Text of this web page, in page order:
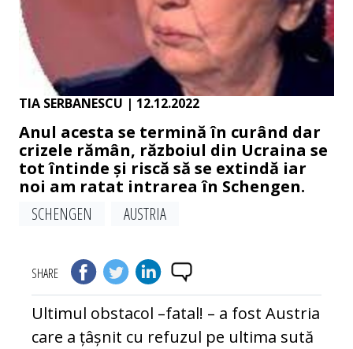
TIA SERBANESCU | 12.12.2022
Anul acesta se termină în curând dar
crizele rămân, războiul din Ucraina se
tot întinde și riscă să se extindă iar
noi am ratat intrarea în Schengen.
SCHENGEN
AUSTRIA
SHARE
Ultimul obstacol –fatal! – a fost Austria
care a țâșnit cu refuzul pe ultima sută